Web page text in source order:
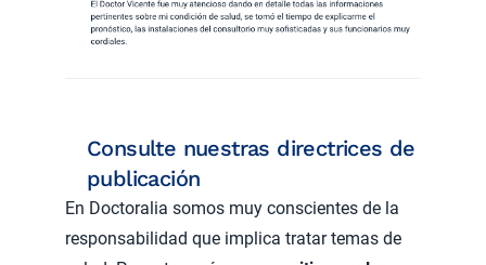
Consulte nuestras directrices de
publicación
En Doctoralia somos muy conscientes de la
responsabilidad que implica tratar temas de